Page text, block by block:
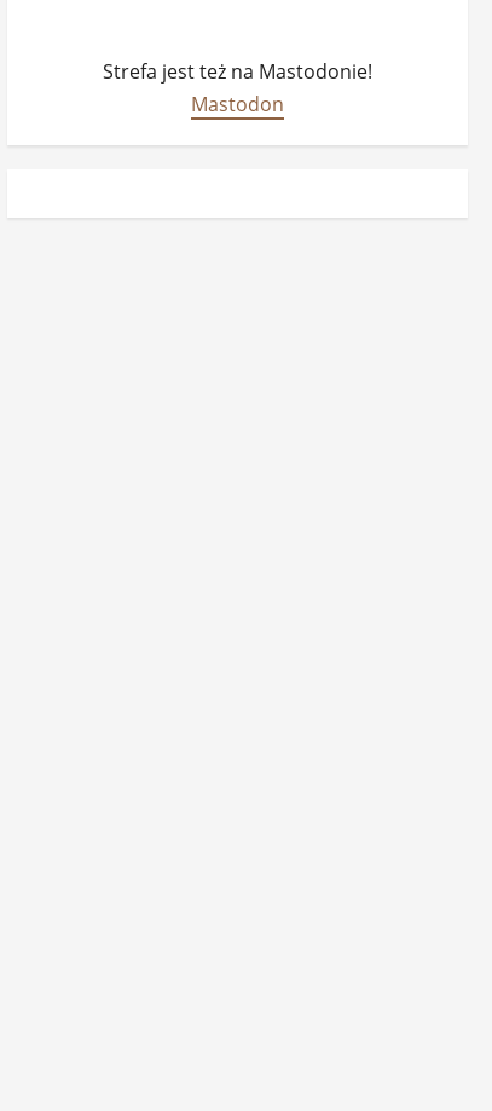
Strefa jest też na Mastodonie!
Mastodon